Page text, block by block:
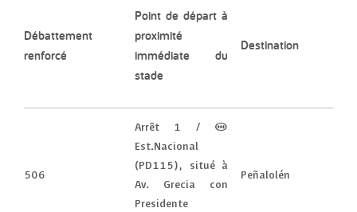
Débattement
renforcé
Point de départ à
proximité
immédiate du
stade
Destination
506
Arrêt 1 / (M)
Est.Nacional
(PD115), situé à
Av. Grecia con
Presidente
Peñalolén